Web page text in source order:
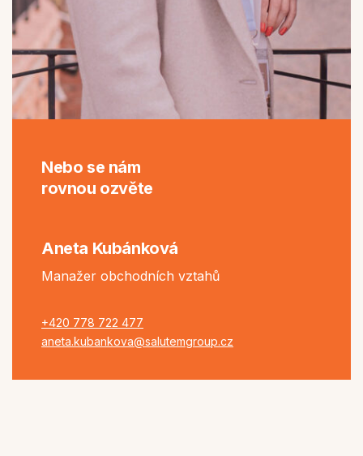
Nebo se nám
rovnou ozvěte
Aneta Kubánková
Manažer obchodních vztahů
+420 778 722 477
aneta.kubankova@salutemgroup.cz